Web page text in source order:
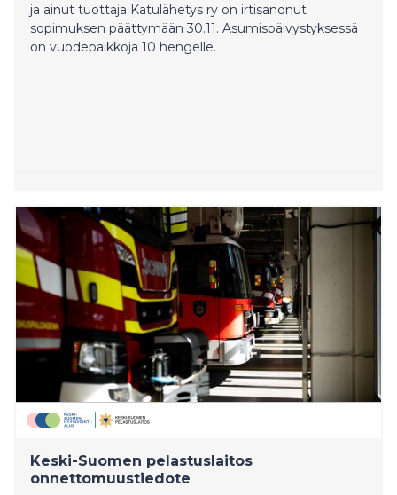
ja ainut tuottaja Katulähetys ry on irtisanonut
sopimuksen päättymään 30.11. Asumispäivystyksessä
on vuodepaikkoja 10 hengelle.
Keski-Suomen pelastuslaitos
onnettomuustiedote